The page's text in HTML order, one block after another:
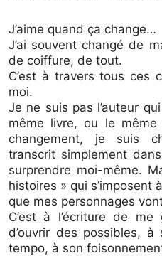
J’aime quand ça change…
J’ai souvent changé de
de coiffure, de tout.
C’est à travers tous ces
moi.
Je ne suis pas l’auteur
même livre, ou le même
changement, je suis
transcrit simplement
surprendre moi-même.
histoires » qui s’imposent
que mes personnages
C’est à l’écriture de
d’ouvrir des possibles,
tempo, à son